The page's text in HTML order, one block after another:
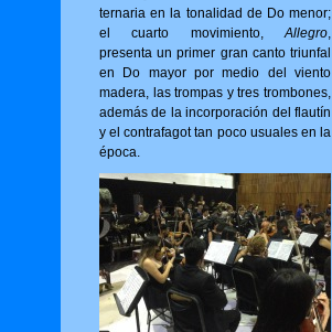
ternaria en la tonalidad de Do menor;
el cuarto movimiento,Allegro,
presenta un primer gran canto triunfal
en Do mayor por medio del viento
madera, las trompas y tres trombones,
además de la incorporación del flautín
y el contrafagot tan poco usuales en la
época.